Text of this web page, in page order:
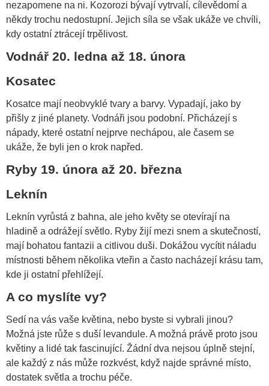
nezapomene na ni. Kozorozi bývají vytrvalí, cílevědomí a
někdy trochu nedostupní. Jejich síla se však ukáže ve chvíli,
kdy ostatní ztrácejí trpělivost.
Vodnář 20. ledna až 18. února
Kosatec
Kosatce mají neobvyklé tvary a barvy. Vypadají, jako by
přišly z jiné planety. Vodnáři jsou podobní. Přicházejí s
nápady, které ostatní nejprve nechápou, ale časem se
ukáže, že byli jen o krok napřed.
Ryby 19. února až 20. března
Leknín
Leknín vyrůstá z bahna, ale jeho květy se otevírají na
hladině a odrážejí světlo. Ryby žijí mezi snem a skutečností,
mají bohatou fantazii a citlivou duši. Dokážou vycítit náladu
místnosti během několika vteřin a často nacházejí krásu tam,
kde ji ostatní přehlížejí.
A co myslíte vy?
Sedí na vás vaše květina, nebo byste si vybrali jinou?
Možná jste růže s duší levandule. A možná právě proto jsou
květiny a lidé tak fascinující. Žádní dva nejsou úplně stejní,
ale každý z nás může rozkvést, když najde správné místo,
dostatek světla a trochu péče.